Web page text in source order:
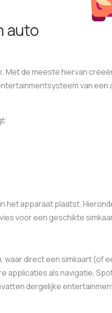
auto
Met de meeste hiervan
van een
het apparaat plaatst.
voor een geschikte
waar direct een simkaart (of
applicaties als navigatie,
dergelijke